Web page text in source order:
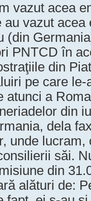
vazut acea
vazut
(din
PNTCD în
din
pe care
atunci a
din
dela
unde
săi.
din
alături de: